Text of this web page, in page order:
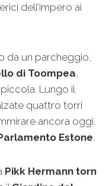
dell’impero ai
da un parcheggio,
di Toompea,
Lungo il
quattro torri
ancora oggi.
Estone.
Pikk Hermann torn